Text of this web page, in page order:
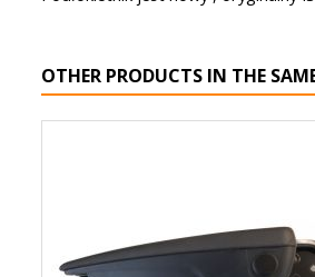
OTHER PRODUCTS IN THE